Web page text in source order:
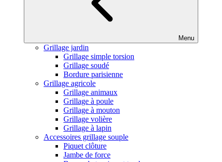
Menu
Grillage jardin
Grillage simple torsion
Grillage soudé
Bordure parisienne
Grillage agricole
Grillage animaux
Grillage à poule
Grillage à mouton
Grillage volière
Grillage à lapin
Accessoires grillage souple
Piquet clôture
Jambe de force